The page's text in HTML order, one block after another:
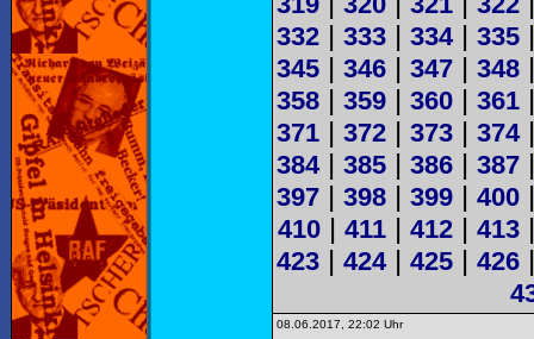
332 | 333 | 334| 335
345 | 346 | 347 | 348
358 | 359 | 360 | 361
371 | 372 | 373 | 374
384| 385 | 386 | 387
397 | 398 | 399 | 400
410| 411| 412| 413
423 | 424| 425 | 426
08.06.2017, 22:02 Uhr